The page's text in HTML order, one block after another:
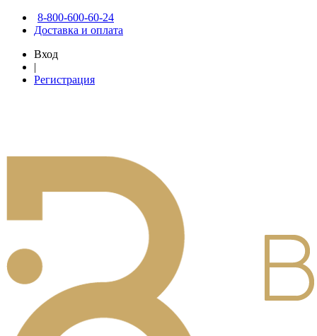
8-800-600-60-24
Доставка и оплата
Вход
|
Регистрация